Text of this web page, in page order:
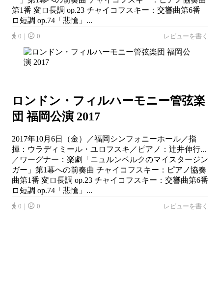
第1番 変ロ長調 op.23 チャイコフスキー：交響曲第6番
ロ短調 op.74「悲愴」...
0｜ 0 レビューを書く
ロンドン・フィルハーモニー管弦楽
団 福岡公演 2017
2017年10月6日（金）／福岡シンフォニーホール／指
揮：ウラディミール・ユロフスキ／ピアノ：辻井伸行...
／ワーグナー：楽劇「ニュルンベルクのマイスタージン
ガー」第1幕への前奏曲 チャイコフスキー：ピアノ協奏
曲第1番 変ロ長調 op.23 チャイコフスキー：交響曲第6番
ロ短調 op.74「悲愴」...
0｜ 0 レビューを書く